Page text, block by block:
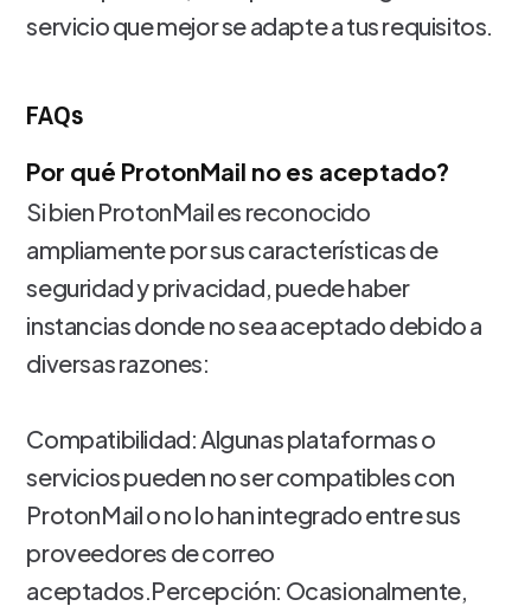
servicio que mejor se adapte a tus requisitos.
FAQs
Por qué ProtonMail no es aceptado?
Si bien ProtonMail es reconocido
ampliamente por sus características de
seguridad y privacidad, puede haber
instancias donde no sea aceptado debido a
diversas razones:
Compatibilidad: Algunas plataformas o
servicios pueden no ser compatibles con
ProtonMail o no lo han integrado entre sus
proveedores de correo
aceptados.Percepción: Ocasionalmente,